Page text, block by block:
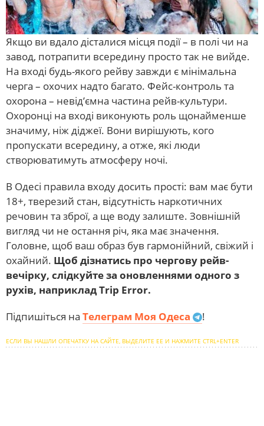
Якщо ви вдало дісталися місця події – в полі чи на
завод, потрапити всередину просто так не вийде.
На вході будь-якого рейву завжди є мінімальна
черга – охочих надто багато. Фейс-контроль та
охорона – невід’ємна частина рейв-культури.
Охоронці на вході виконують роль щонайменше
значиму, ніж діджеї. Вони вирішують, кого
пропускати всередину, а отже, які люди
створюватимуть атмосферу ночі.
В Одесі правила входу досить прості: вам має бути
18+, тверезий стан, відсутність наркотичних
речовин та зброї, а ще воду залиште. Зовнішній
вигляд чи не остання річ, яка має значення.
Головне, щоб ваш образ був гармонійний, свіжий і
охайний. Щоб дізнатись про чергову рейв-
вечірку, слідкуйте за оновленнями одного з
рухів, наприклад Trip Error.
Підпишіться на Телеграм Моя Одеса !
ЕСЛИ ВЫ НАШЛИ ОПЕЧАТКУ НА САЙТЕ, ВЫДЕЛИТЕ ЕЕ И НАЖМИТЕ CTRL+ENTER